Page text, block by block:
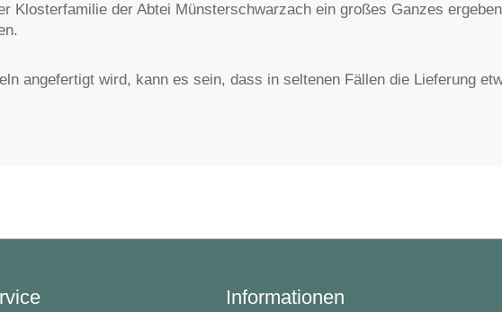
Klosterfamilie der Abtei Münsterschwarzach ein großes Ganzes
angefertigt wird, kann es sein, dass in seltenen Fällen die Lieferung
Informationen